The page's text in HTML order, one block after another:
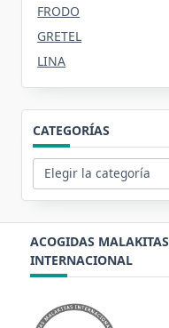
FRODO
GRETEL
LINA
CATEGORÍAS
Categorías
ACOGIDAS MALAKITAS
INTERNACIONAL